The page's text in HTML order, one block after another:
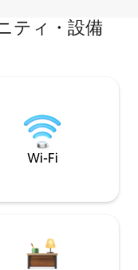
ティ・設備
Wi-Fi